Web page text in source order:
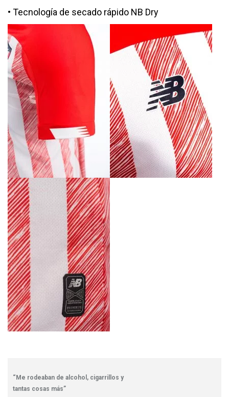
• Tecnología de secado rápido NB Dry
“Me rodeaban de alcohol, cigarrillos y
tantas cosas más”